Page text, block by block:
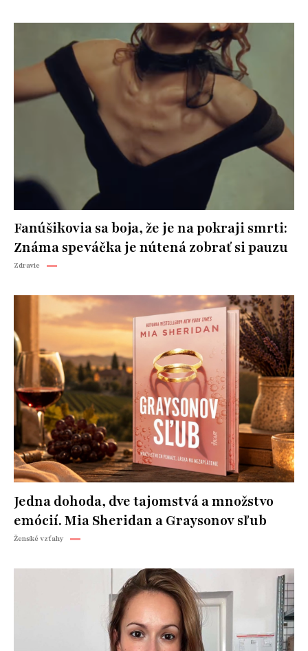
Fanúšikovia sa boja, že je na pokraji smrti:
Známa speváčka je nútená zobrať si pauzu
Zdravie
Jedna dohoda, dve tajomstvá a množstvo
emócií. Mia Sheridan a Graysonov sľub
Ženské vzťahy